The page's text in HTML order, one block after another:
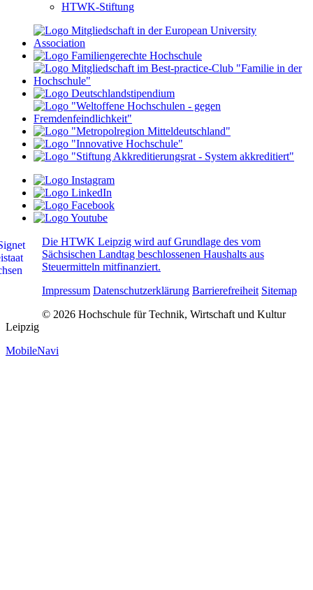
HTWK-Stiftung
Die HTWK Leipzig wird auf Grundlage des vom
Sächsischen Landtag beschlossenen Haushalts aus
Steuermitteln mitfinanziert.
Impressum Datenschutzerklärung Barrierefreiheit Sitemap
© 2026 Hochschule für Technik, Wirtschaft und Kultur
Leipzig
MobileNavi